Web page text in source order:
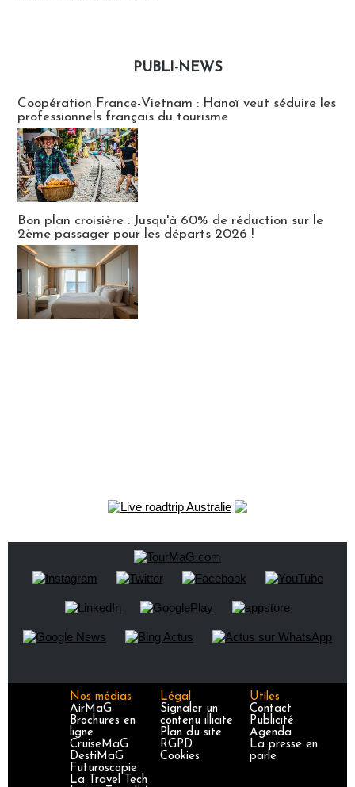
PUBLI-NEWS
Coopération France-Vietnam : Hanoï veut séduire les
professionnels français du tourisme
Bon plan croisière : Jusqu'à 60% de réduction sur le
2ème passager pour les départs 2026 !
Nos médias
AirMaG
Brochures en
ligne
CruiseMaG
DestiMaG
Futuroscopie
La Travel Tech
Légal
Signaler un
contenu illicite
Plan du site
RGPD
Cookies
Utiles
Contact
Publicité
Agenda
La presse en
parle